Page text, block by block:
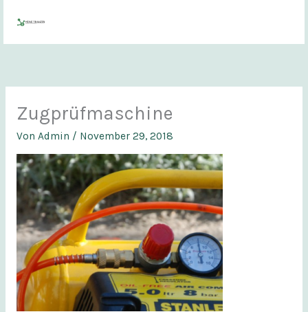
Inhalt
springen
Zugprüfmaschine
Von Admin / November 29, 2018